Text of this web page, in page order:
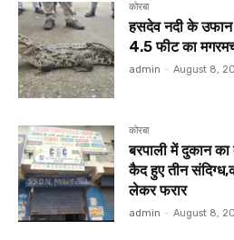
कोरबा
हसदेव नदी के उफान
4.5 फीट का
admin - August 8,
कोरबा
बरपाली में दुकान
कैद हुए तीन
लेकर फरार
admin - August 8,